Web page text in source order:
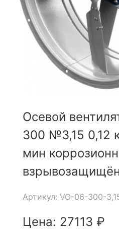
Осевой
300 №3,15 0,12
мин
Артикул: VO-06-300-
Цена: 27113 ₽